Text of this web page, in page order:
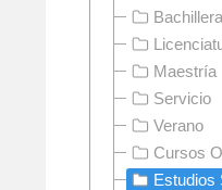
Maestría
Servicio
Verano
Cursos
Estudios